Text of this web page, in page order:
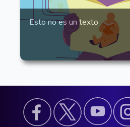
Esto no es un texto